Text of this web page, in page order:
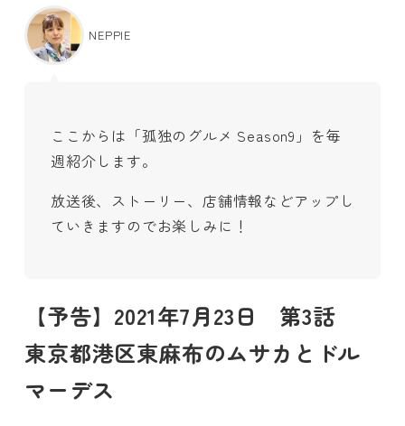
NEPPIE
ここからは「孤独のグルメ Season9」を毎
週紹介します。
放送後、ストーリー、店舗情報などアップし
ていきますのでお楽しみに！
【予告】2021年7月23日 第3話
東京都港区東麻布のムサカとドル
マーデス